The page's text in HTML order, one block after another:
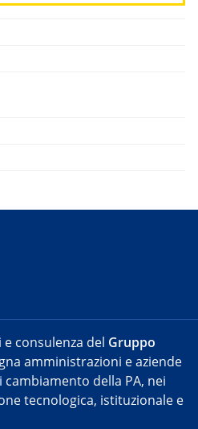
consulenza del Gruppo
amministrazioni e aziende
della PA, nei
tecnologica, istituzionale e